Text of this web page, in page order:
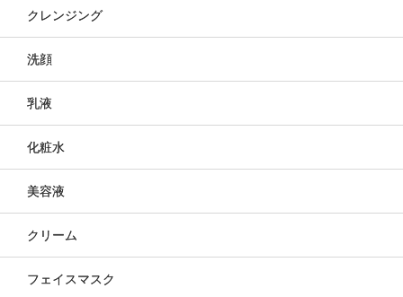
クレンジング
洗顔
乳液
化粧水
美容液
クリーム
フェイスマスク